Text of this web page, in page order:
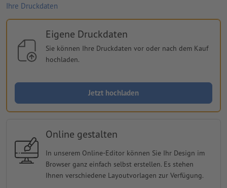
Ihre Druckdaten
Eigene Druckdaten
Sie können Ihre Druckdaten vor oder nach dem Kauf
hochladen.
Jetzt hochladen
Online gestalten
In unserem Online-Editor können Sie Ihr Design im
Browser ganz einfach selbst erstellen. Es stehen
Ihnen verschiedene Layoutvorlagen zur Verfügung.